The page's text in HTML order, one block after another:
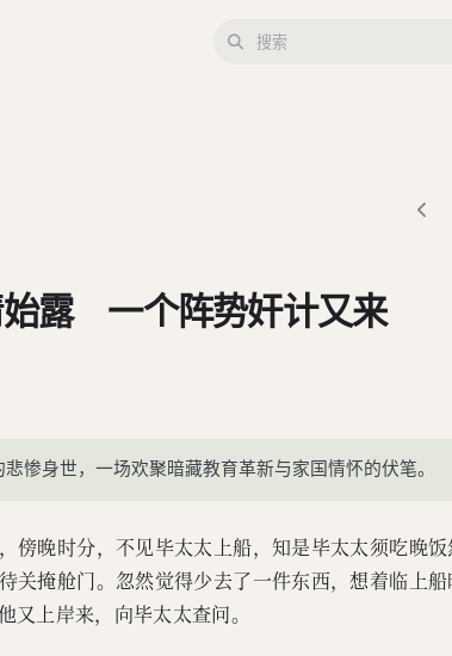
始露 一个阵势奸计又来
惨身世，一场欢聚暗藏教育革新与家国情怀的伏笔。
傍晚时分，不见毕太太上船，知是毕太太须吃晚饭
关掩舱门。忽然觉得少去了一件东西，想着临上
上岸来，向毕太太查问。